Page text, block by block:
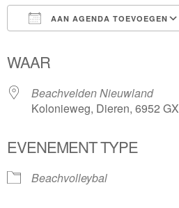
AAN AGENDA TOEVOEGEN
WAAR
Beachvelden Nieuwland
Kolonieweg, Dieren, 6952 GX
EVENEMENT TYPE
Beachvolleybal